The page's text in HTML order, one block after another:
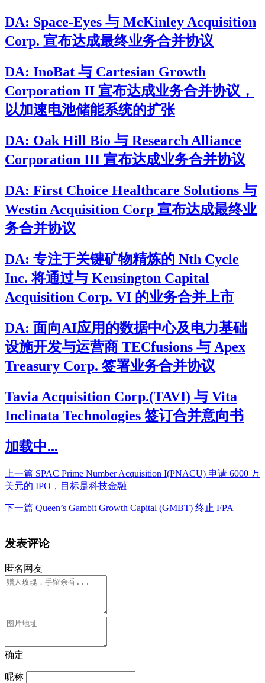
DA: Space-Eyes 与 McKinley Acquisition
Corp. 宣布达成最终业务合并协议
DA: InoBat 与 Cartesian Growth
Corporation II 宣布达成业务合并协议，
以加速电池储能系统的扩张
DA: Oak Hill Bio 与 Research Alliance
Corporation III 宣布达成业务合并协议
DA: First Choice Healthcare Solutions 与
Westin Acquisition Corp 宣布达成最终业
务合并协议
DA: 专注于关键矿物精炼的 Nth Cycle
Inc. 将通过与 Kensington Capital
Acquisition Corp. VI 的业务合并上市
DA: 面向AI应用的数据中心及电力基础
设施开发与运营商 TECfusions 与 Apex
Treasury Corp. 签署业务合并协议
Tavia Acquisition Corp.(TAVI) 与 Vita
Inclinata Technologies 签订合并意向书
加载中...
上一篇 SPAC Prime Number Acquisition I(PNACU) 申请 6000 万
美元的 IPO，目标是科技金融
下一篇 Queen’s Gambit Growth Capital (GMBT) 终止 FPA
发表评论
匿名网友
确定
昵称